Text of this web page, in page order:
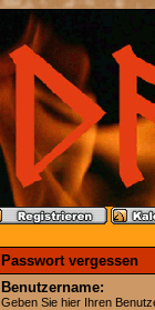
Passwort vergessen
Benutzername:
Geben Sie hier Ihren